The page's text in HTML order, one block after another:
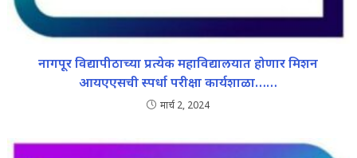
नागपूर विद्यापीठाच्या प्रत्येक महाविद्यालयात होणार मिशन
आयएएसची स्पर्धा परीक्षा कार्यशाळा……
मार्च 2, 2024